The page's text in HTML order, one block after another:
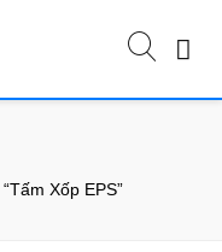
Xốp EPS”